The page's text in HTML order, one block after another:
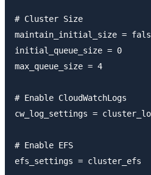
# Cluster Size
maintain_initial_size =
initial_queue_size = 0
max_queue_size = 4
# Enable CloudWatchLogs
cw_log_settings =
# Enable EFS
efs_settings = cluster_efs